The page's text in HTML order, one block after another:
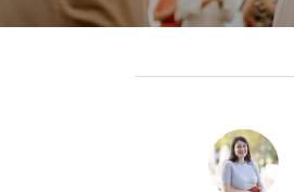
AUTEUR DE LA